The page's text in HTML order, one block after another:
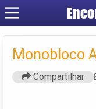
Monobloco
Compartilhar